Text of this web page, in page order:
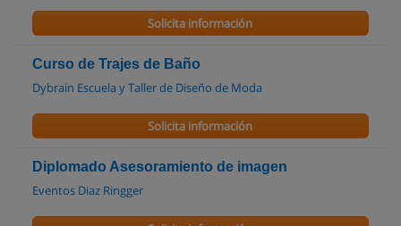
Solicita información
Curso de Trajes de Baño
Dybrain Escuela y Taller de Diseño de Moda
Solicita información
Diplomado Asesoramiento de imagen
Eventos Diaz Ringger